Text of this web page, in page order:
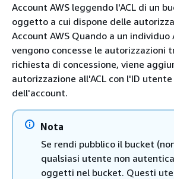
Account AWS leggendo l'ACL di un
oggetto a cui dispone delle
Account AWS Quando a un individuo
vengono concesse le autorizzazioni
richiesta di concessione, viene
autorizzazione all'ACL con l'ID
dell'account.
Nota
Se rendi pubblico il bucket
qualsiasi utente non
oggetti nel bucket. Questi